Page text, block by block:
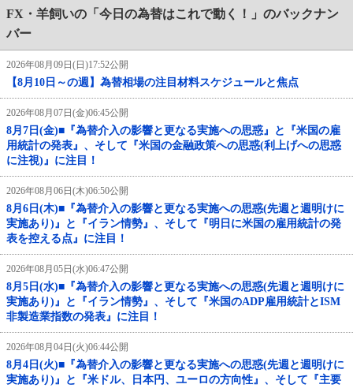
FX・羊飼いの「今日の為替はこれで動く！」のバックナン
バー
2026年08月09日(日)17:52公開
【8月10日～の週】為替相場の注目材料スケジュールと焦点
2026年08月07日(金)06:45公開
8月7日(金)■『為替介入の影響と更なる実施への思惑』と『米国の雇
用統計の発表』、そして『米国の金融政策への思惑(利上げへの思惑
に注視)』に注目！
2026年08月06日(木)06:50公開
8月6日(木)■『為替介入の影響と更なる実施への思惑(先週と週明けに
実施あり)』と『イラン情勢』、そして『明日に米国の雇用統計の発
表を控える点』に注目！
2026年08月05日(水)06:47公開
8月5日(水)■『為替介入の影響と更なる実施への思惑(先週と週明けに
実施あり)』と『イラン情勢』、そして『米国のADP雇用統計とISM
非製造業指数の発表』に注目！
2026年08月04日(火)06:44公開
8月4日(火)■『為替介入の影響と更なる実施への思惑(先週と週明けに
実施あり)』と『米ドル、日本円、ユーロの方向性』、そして『主要